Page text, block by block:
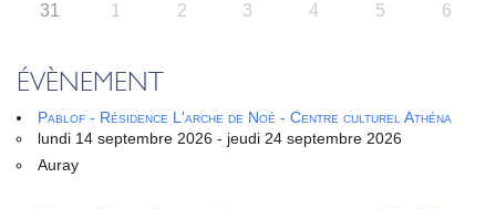
31 1 2 3 4 5 6
ÉVÈNEMENT
Pablof - Résidence L'arche de Noé - Centre culturel Athéna
lundi 14 septembre 2026 - jeudi 24 septembre 2026
Auray